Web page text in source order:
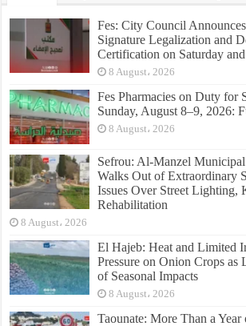
Fes: City Council
Signature Legalization and
Certification on Saturday
8 August، 2026
Fes Pharmacies on Duty for
Sunday, August 8–9, 2026:
8 August، 2026
Sefrou: Al-Manzel
Walks Out of Extraordinary
Issues Over Street Lighting,
Rehabilitation
8 August، 2026
El Hajeb: Heat and Limited
Pressure on Onion Crops as
of Seasonal Impacts
8 August، 2026
Taounate: More Than a